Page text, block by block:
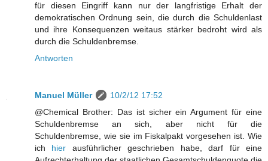
für diesen Eingriff kann nur der langfristige Erhalt der
demokratischen Ordnung sein, die durch die Schuldenlast
und ihre Konsequenzen weitaus stärker bedroht wird als
durch die Schuldenbremse.
Antworten
Manuel Müller
10/2/12 17:52
@Chemical Brother: Das ist sicher ein Argument für eine
Schuldenbremse an sich, aber nicht für die
Schuldenbremse, wie sie im Fiskalpakt vorgesehen ist. Wie
ich hier ausführlicher geschrieben habe, darf für eine